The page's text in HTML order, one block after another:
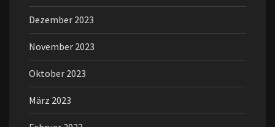
Dezember 2023
November 2023
Oktober 2023
März 2023